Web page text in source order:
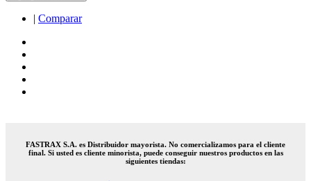
| Comparar
FASTRAX S.A. es Distribuidor mayorista. No comercializamos para el cliente
final. Si usted es cliente minorista, puede conseguir nuestros productos en las
siguientes tiendas: